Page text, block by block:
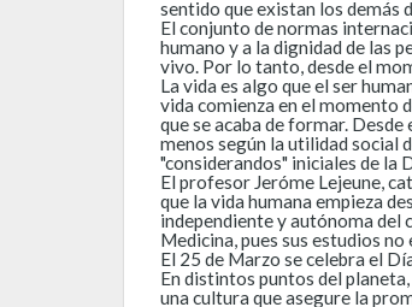
sentido que existan los demás
El conjunto de normas
humano y a la dignidad de las
vivo. Por lo tanto, desde el
La vida es algo que el ser
vida comienza en el momento
que se acaba de formar.
menos según la utilidad social
"considerandos" iniciales de la
El profesor Jeróme Lejeune,
que la vida humana empieza
independiente y autónoma del
Medicina, pues sus estudios
El 25 de Marzo se celebra el
En distintos puntos del
una cultura que asegure la